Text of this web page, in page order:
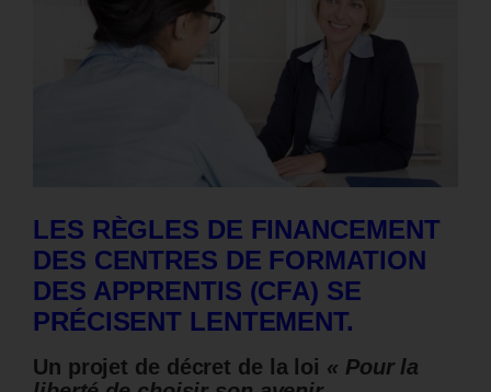
LES RÈGLES DE FINANCEMENT
DES CENTRES DE FORMATION
DES APPRENTIS (CFA) SE
PRÉCISENT LENTEMENT.
Un projet de décret de la loi « Pour la